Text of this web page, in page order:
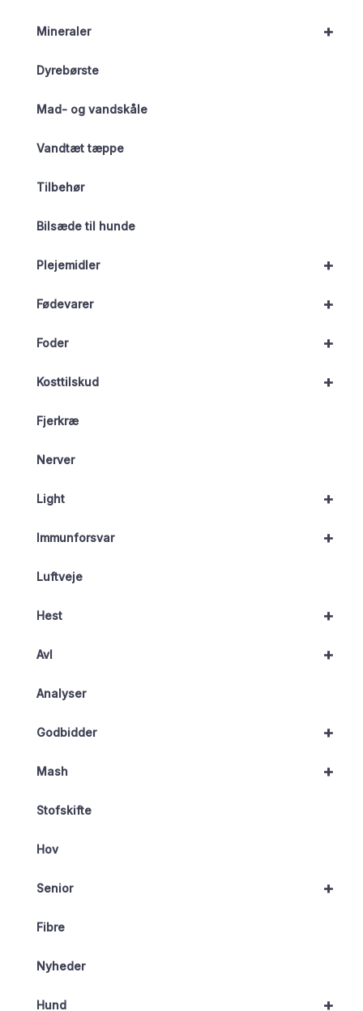
+
Mineraler
Dyrebørste
Mad- og vandskåle
Vandtæt tæppe
Tilbehør
Bilsæde til hunde
+
Plejemidler
+
Fødevarer
+
Foder
+
Kosttilskud
Fjerkræ
Nerver
+
Light
+
Immunforsvar
Luftveje
+
Hest
+
Avl
Analyser
+
Godbidder
+
Mash
Stofskifte
Hov
+
Senior
Fibre
Nyheder
+
Hund